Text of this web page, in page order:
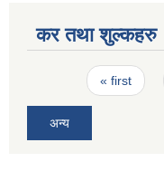
कर तथा शुल्कहरु
Pages« first
अन्य